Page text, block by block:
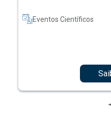
Eventos Científicos